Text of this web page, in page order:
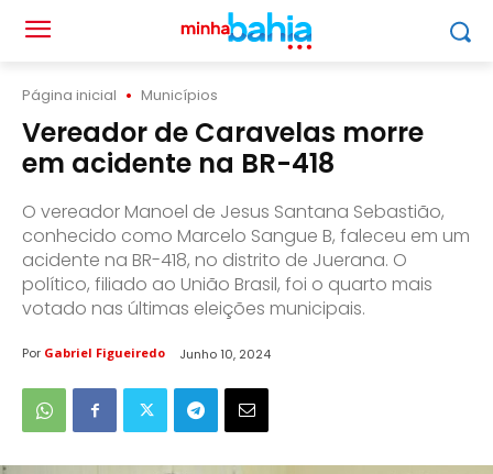
Página inicial Municípios
Vereador de Caravelas morre
em acidente na BR-418
O vereador Manoel de Jesus Santana Sebastião,
conhecido como Marcelo Sangue B, faleceu em um
acidente na BR-418, no distrito de Juerana. O
político, filiado ao União Brasil, foi o quarto mais
votado nas últimas eleições municipais.
Por Gabriel Figueiredo Junho 10, 2024